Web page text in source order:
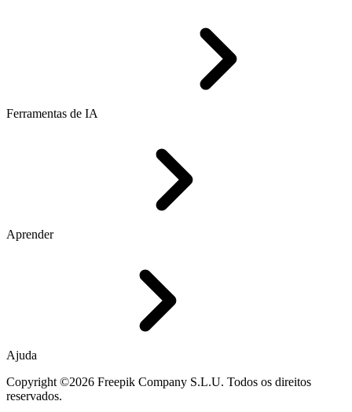
Ferramentas de IA
Aprender
Ajuda
Copyright ©2026 Freepik Company S.L.U. Todos os direitos
reservados.